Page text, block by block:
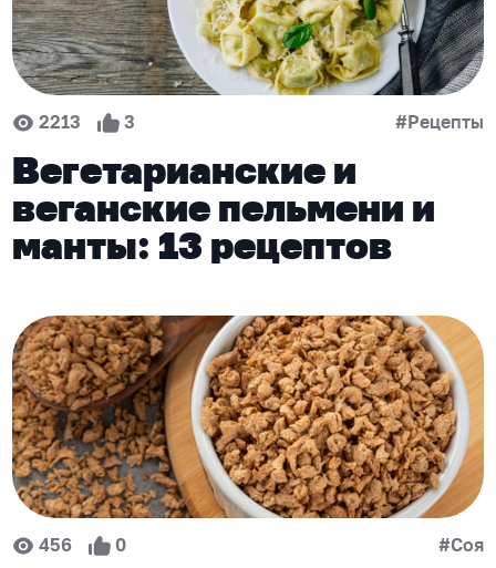
2213 3 #Рецепты
Вегетарианские и
веганские пельмени и
манты: 13 рецептов
456 0 #Соя